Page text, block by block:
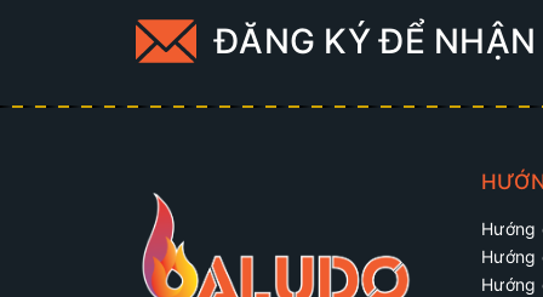
ĐĂNG KÝ ĐỂ
Hướng
Hướng
Hướng